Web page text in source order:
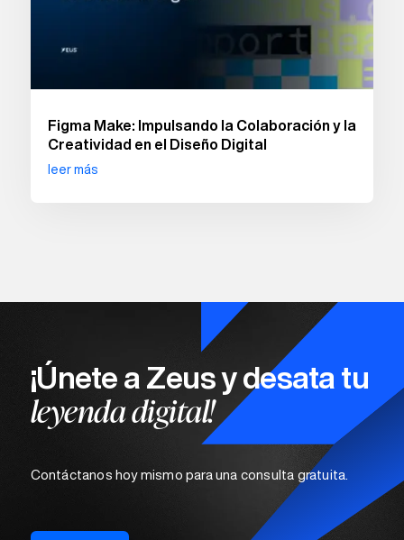
Figma Make: Impulsando la Colaboración y la
Creatividad en el Diseño Digital
leer más
¡Únete a Zeus y desata tu
leyenda digital!
Contáctanos hoy mismo para una consulta gratuita.